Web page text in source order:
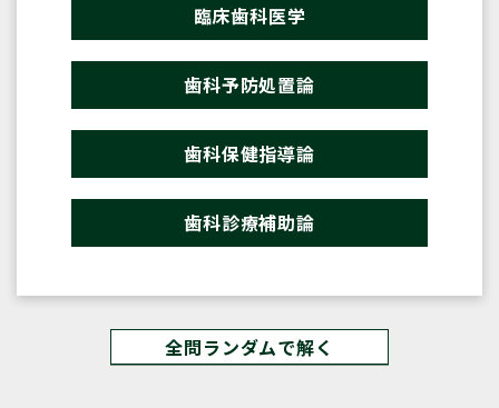
臨床歯科医学
歯科予防処置論
歯科保健指導論
歯科診療補助論
全問ランダムで解く